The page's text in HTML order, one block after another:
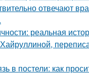
отвечают
реальная
в постели: как